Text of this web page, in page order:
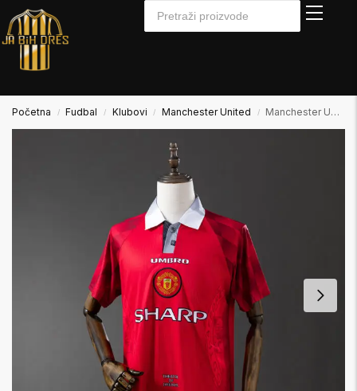
Početna / Fudbal / Klubovi / Manchester United / Manchester United 1996/1997 Home Domaći